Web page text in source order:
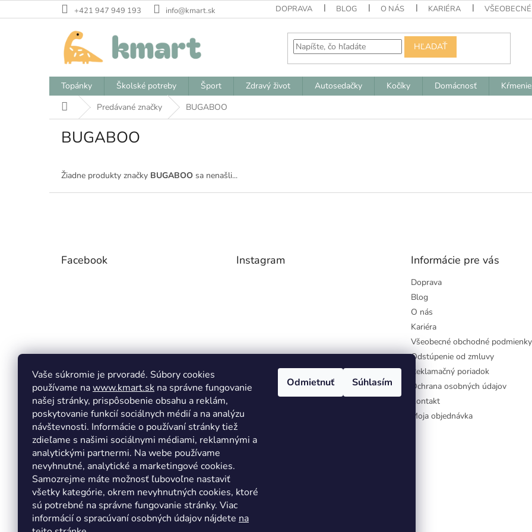
Vaše súkromie je prvoradé. Súbory cookies
používame nawww.kmart.sk na správne fungovanie
našej stránky, prispôsobenie obsahu a reklám,
poskytovanie funkcií sociálnych médií a na analýzu
návštevnosti. Informácie o používaní stránky tiež
zdieľame s našimi sociálnymi médiami, reklamnými a
analytickými partnermi. Na webe používame
nevyhnutné, analytické a marketingové cookies.
Samozrejme máte možnosť ľubovoľne nastaviť
všetky kategórie, okrem nevyhnutných cookies, ktoré
sú potrebné na správne fungovanie stránky. Viac
informácií o spracúvaní osobných údajov nájdete na
Odmietnuť Súhlasím
na
+421 947 949 193 info@kmart.sk DOPRAVA BLOG O NÁS KARIÉRA
HĽADAŤ
Topánky Školské potreby Šport Zdravý život Autosedačky Kočíky Domácnosť
DomovPredávané značky BUGABOO
BUGABOO
Žiadne produkty značky BUGABOO sa nenašli...
Facebook Instagram Informácie pre vás
Doprava
Blog
O nás
Kariéra
Všeobecné obchodné podmienky
Odstúpenie od zmluvy
Reklamačný poriadok
Ochrana osobných údajov
Kontakt
Moja objednávka
Copyright 2026Kmart.sk. Všetky práva vyhradené.